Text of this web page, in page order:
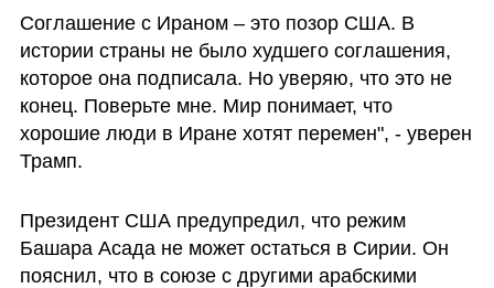
Соглашение с Ираном – это позор США. В
истории страны не было худшего соглашения,
которое она подписала. Но уверяю, что это не
конец. Поверьте мне. Мир понимает, что
хорошие люди в Иране хотят перемен", - уверен
Трамп.
Президент США предупредил, что режим
Башара Асада не может остаться в Сирии. Он
пояснил, что в союзе с другими арабскими